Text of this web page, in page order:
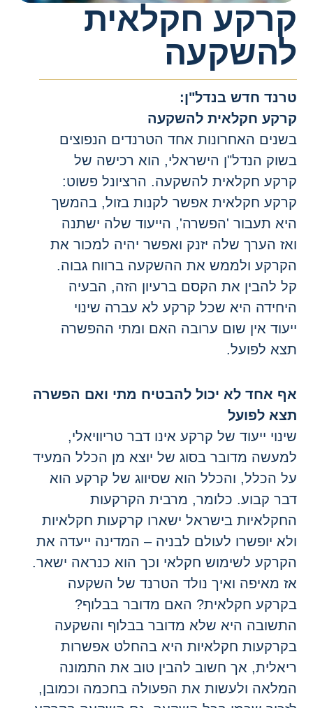
חקלאית
חדש בנדל"ן:
חקלאית להשקעה
האחרונות אחד הטרנדים הנפוצים
הנדל"ן הישראלי, הוא רכישה של
חקלאית להשקעה. הרציונל פשוט:
חקלאית אפשר לקנות בזול, בהמשך
תעבור 'הפשרה', הייעוד שלה ישתנה
הערך שלה יזנק ואפשר יהיה למכור את
ולממש את ההשקעה ברווח גבוה.
להבין את הקסם ברעיון הזה, הבעיה
היא שכל קרקע לא עברה שינוי
אין שום ערובה האם ומתי ההפשרה
לפועל.
אחד לא יכול להבטיח מתי ואם הפשרה
לפועל
ייעוד של קרקע אינו דבר טריוויאלי,
מדובר בסוג של יוצא מן הכלל המעיד
הכלל, והכלל הוא שסיווג של קרקע הוא
קבוע. כלומר, מרבית הקרקעות
בישראל ישארו קרקעות חקלאיות
יופשרו לעולם לבניה – המדינה ייעדה את
לשימוש חקלאי וכך הוא כנראה ישאר.
מאיפה ואיך נולד הטרנד של השקעה
חקלאית? האם מדובר בבלוף?
היא שלא מדובר בבלוף והשקעה
חקלאיות היא בהחלט אפשרות
אך חשוב להבין טוב את התמונה
ולעשות את הפעולה בחכמה וכמובן,